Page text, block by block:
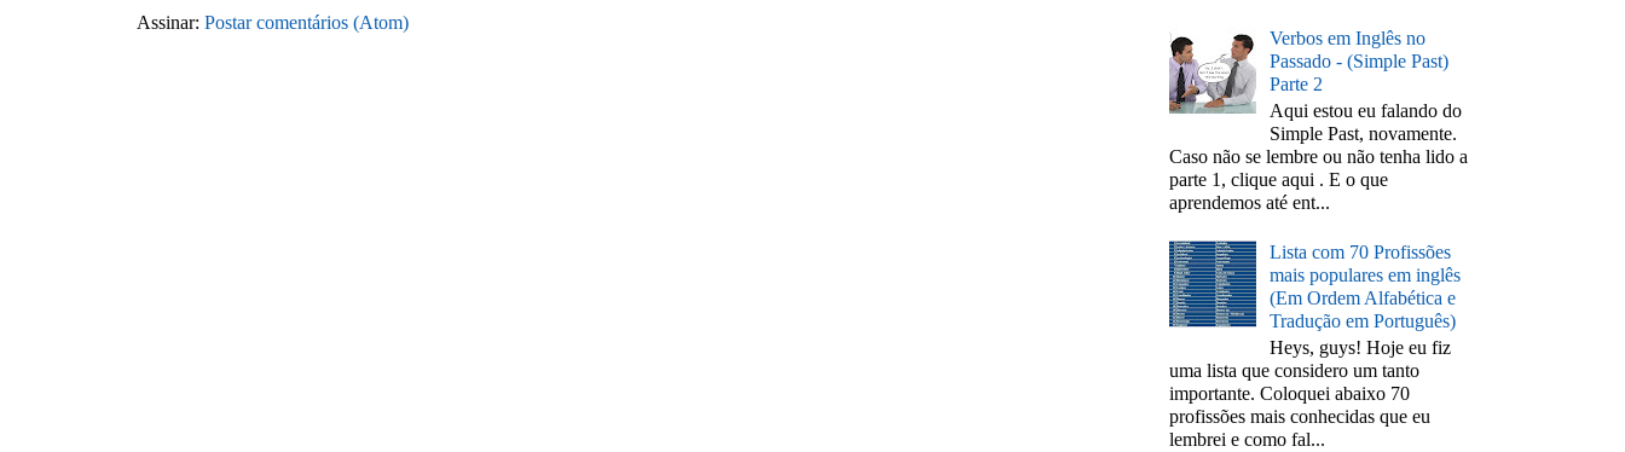
Assinar: Postar comentários (Atom)
Verbos em Inglês no
Passado - (Simple Past)
Parte 2
Aqui estou eu falando do
Simple Past, novamente.
Caso não se lembre ou não tenha lido a
parte 1, clique aqui . E o que
aprendemos até ent...
Lista com 70 Profissões
mais populares em inglês
(Em Ordem Alfabética e
Tradução em Português)
Heys, guys! Hoje eu fiz
uma lista que considero um tanto
importante. Coloquei abaixo 70
profissões mais conhecidas que eu
lembrei e como fal...